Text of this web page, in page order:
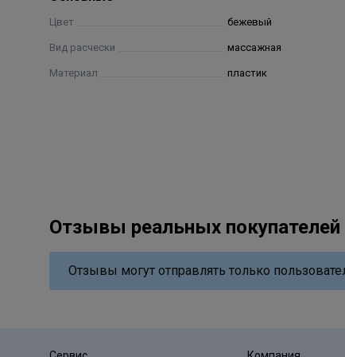
Цвет бежевый
Вид расчески массажная
Материал пластик
Отзывы реальных покупателей
Отзывы могут отправлять только